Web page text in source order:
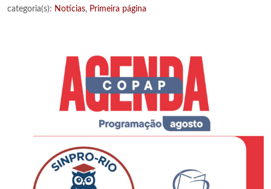
categoria(s): Notícias, Primeira página